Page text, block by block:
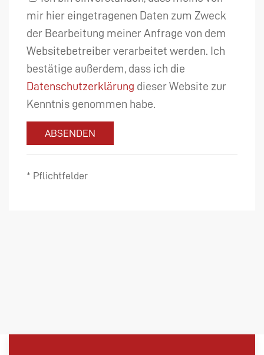
mir hier eingetragenen Daten zum Zweck
der Bearbeitung meiner Anfrage von dem
Websitebetreiber verarbeitet werden. Ich
bestätige außerdem, dass ich die
Datenschutzerklärung dieser Website zur
Kenntnis genommen habe.
ABSENDEN
* Pflichtfelder